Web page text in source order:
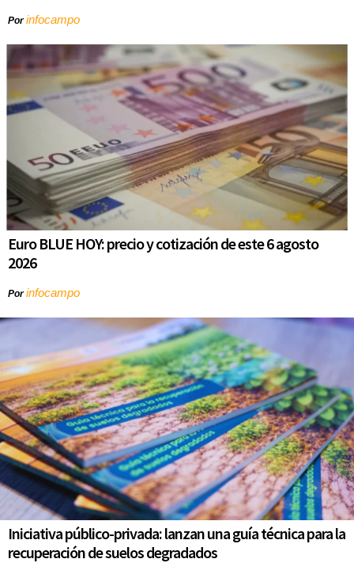
Porinfocampo
Euro BLUE HOY: precio y cotización de este 6 agosto
2026
Porinfocampo
Iniciativa público-privada: lanzan una guía técnica para la
recuperación de suelos degradados